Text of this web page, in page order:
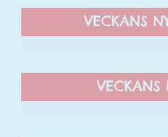
VECKANS
VECKANS